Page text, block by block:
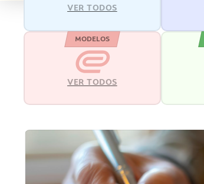
VER TODOS
MODELOS
VER TODOS